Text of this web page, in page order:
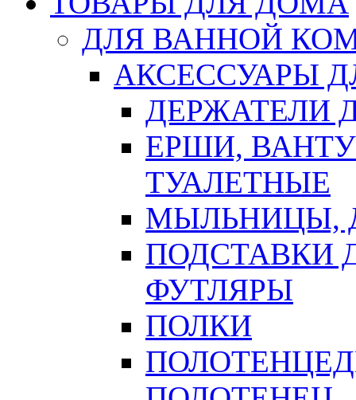
ДЛЯ ВАННОЙ
АКСЕССУАРЫ
ДЕРЖАТЕЛИ
ЕРШИ,
ТУАЛЕТНЫЕ
МЫЛЬНИЦЫ,
ПОДСТАВКИ
ФУТЛЯРЫ
ПОЛКИ